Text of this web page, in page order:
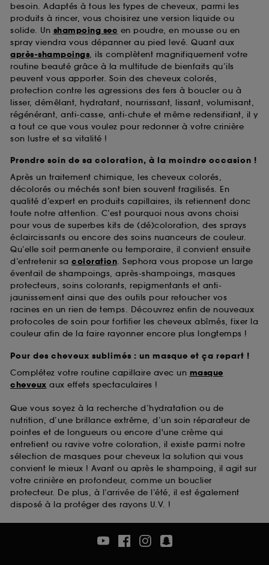
besoin. Adaptés à tous les types de cheveux, parmi les
produits à rincer, vous choisirez une version liquide ou
solide. Un shampoing sec en poudre, en mousse ou en
spray viendra vous dépanner au pied levé. Quant aux
après-shampoings, ils complètent magnifiquement votre
routine beauté grâce à la multitude de bienfaits qu’ils
peuvent vous apporter. Soin des cheveux colorés,
protection contre les agressions des fers à boucler ou à
lisser, démêlant, hydratant, nourrissant, lissant, volumisant,
régénérant, anti-casse, anti-chute et même redensifiant, il y
a tout ce que vous voulez pour redonner à votre crinière
son lustre et sa vitalité !
Prendre soin de sa coloration, à la moindre occasion !
Après un traitement chimique, les cheveux colorés,
décolorés ou méchés sont bien souvent fragilisés. En
qualité d’expert en produits capillaires, ils retiennent donc
toute notre attention. C’est pourquoi nous avons choisi
pour vous de superbes kits de (dé)coloration, des sprays
éclaircissants ou encore des soins nuanceurs de couleur.
Qu’elle soit permanente ou temporaire, il convient ensuite
d’entretenir sa coloration. Sephora vous propose un large
éventail de shampoings, après-shampoings, masques
protecteurs, soins colorants, repigmentants et anti-
jaunissement ainsi que des outils pour retoucher vos
racines en un rien de temps. Découvrez enfin de nouveaux
protocoles de soin pour fortifier les cheveux abîmés, fixer la
couleur afin de la faire rayonner encore plus longtemps !
Pour des cheveux sublimés : un masque et ça repart !
Complétez votre routine capillaire avec un masque
cheveux aux effets spectaculaires !
Que vous soyez à la recherche d’hydratation ou de
nutrition, d’une brillance extrême, d’un soin réparateur de
pointes et de longueurs ou encore d'une crème qui
entretient ou ravive votre coloration, il existe parmi notre
sélection de masques pour cheveux la solution qui vous
convient le mieux ! Avant ou après le shampoing, il agit sur
votre crinière en profondeur, comme un bouclier
protecteur. De plus, à l’arrivée de l’été, il est également
disposé à la protéger des rayons U.V. !